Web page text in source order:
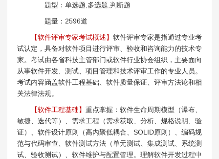
题型：单选题,多选题,判断题
题量：2596道
【软件评审专家考试概述】 软件评审专家是指通过专业考
试认定，具备对软件项目进行评审、验收和咨询能力的技术专
家。考试由各省科技主管部门或软件行业协会组织，主要面向
从事软件开发、测试、项目管理和技术评审工作的专业人员。
考试内容涵盖软件工程基础、软件质量保证、评审方法论和相
关法律法规。
【软件工程基础】 重点掌握：软件生命周期模型（瀑布、
敏捷、迭代等）、需求工程（需求获取、分析、规格说明、验
证）、软件设计原则（高内聚低耦合、SOLID原则）、编码规
范与代码审查、软件测试方法（单元测试、集成测试、系统测
试、验收测试）、软件维护与配置管理。理解软件开发过程中